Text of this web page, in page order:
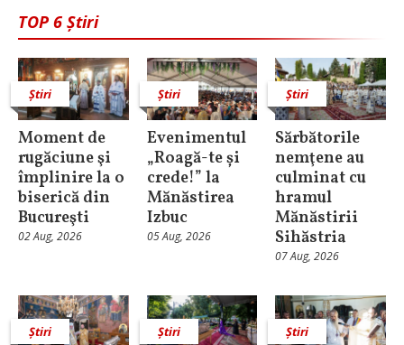
TOP 6 Știri
Știri
Moment de
rugăciune şi
împlinire la o
biserică din
Bucureşti
02 Aug, 2026
Știri
Evenimentul
„Roagă-te și
crede!” la
Mănăstirea
Izbuc
05 Aug, 2026
Știri
Sărbătorile
nemţene au
culminat cu
hramul
Mănăstirii
Sihăstria
07 Aug, 2026
Știri Știri Știri